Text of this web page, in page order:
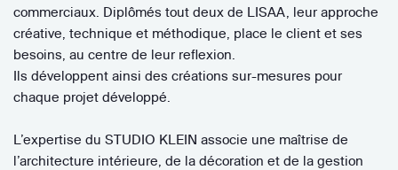
commerciaux. Diplômés tout deux de LISAA, leur approche
créative, technique et méthodique, place le client et ses
besoins, au centre de leur reflexion.
Ils développent ainsi des créations sur-mesures pour
chaque projet développé.
L’expertise du STUDIO KLEIN associe une maîtrise de
l’architecture intérieure, de la décoration et de la gestion